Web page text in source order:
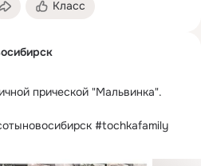
Класс
прической "Мальвинка".
#tochkafamily